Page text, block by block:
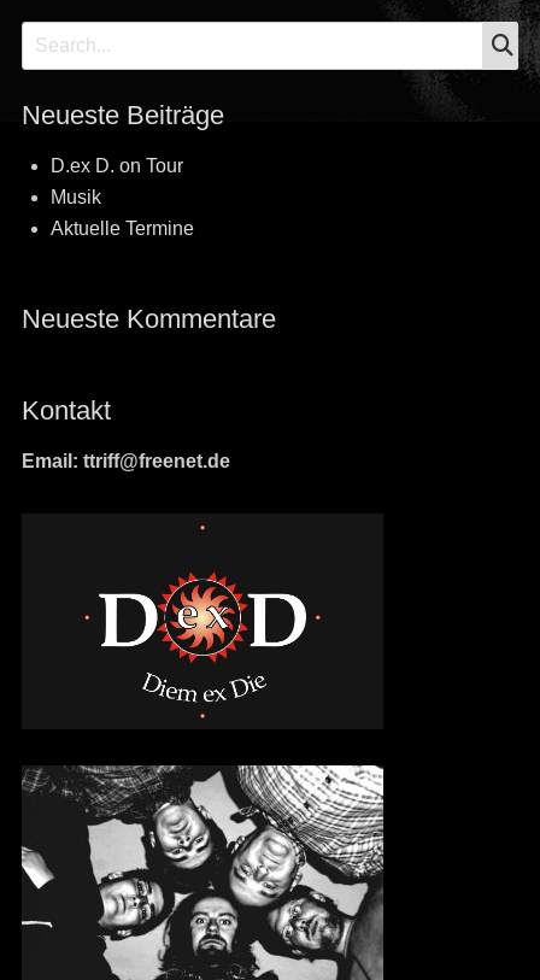
Search
for:
Neueste Beiträge
D.ex D. on Tour
Musik
Aktuelle Termine
Neueste Kommentare
Kontakt
Email: ttriff@freenet.de